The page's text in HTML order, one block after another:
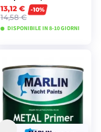
13,12 €
14,58 €
-10%
DISPONIBILE IN 8-10 GIORNI
VISUALIZZA I
MODELLI